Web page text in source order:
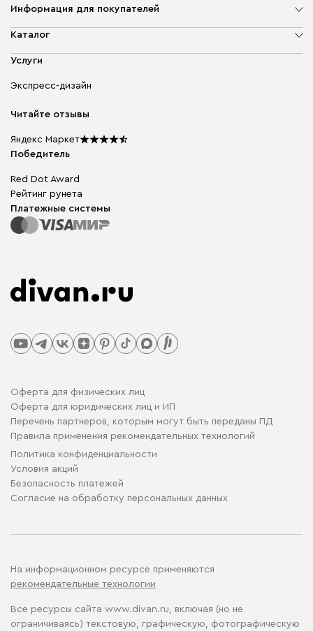
Информация для покупателей
О компании
Доставка и оплата
диван.клуб
Подарочные сертификаты
Мы в прессе
Каталог
Мягкая мебель
Бескаркасная мебель
Столы и стулья
Услуги
Экспресс-дизайн
Читайте отзывы
Яндекс Маркет
Победитель
Red Dot Award
Рейтинг рунета
Платежные системы
Оферта для физических лиц
Оферта для юридических лиц и ИП
Перечень партнеров, которым могут быть переданы ПД
Правила применения рекомендательных технологий
Политика конфиденциальности
Условия акций
Безопасность платежей
Cогласие на обработку персональных данных
На информационном ресурсе применяются
рекомендательные технологии
Все ресурсы сайта www.divan.ru, включая (но не
ограничиваясь) текстовую, графическую, фотографическую